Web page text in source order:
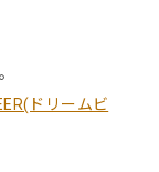
ドリームビ